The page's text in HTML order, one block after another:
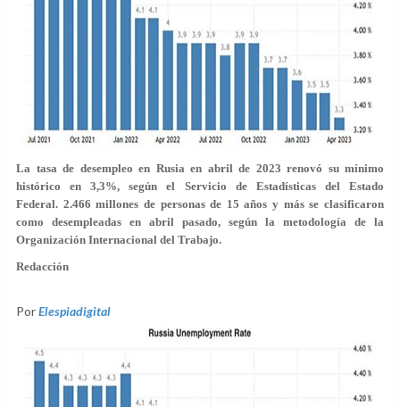
La tasa de desempleo en Rusia en abril de 2023 renovó su mínimo
histórico en 3,3%, según el Servicio de Estadísticas del Estado
Federal. 2.466 millones de personas de 15 años y más se clasificaron
como desempleadas en abril pasado, según la metodología de la
Organización Internacional del Trabajo.
Redacción
PorElespiadigital